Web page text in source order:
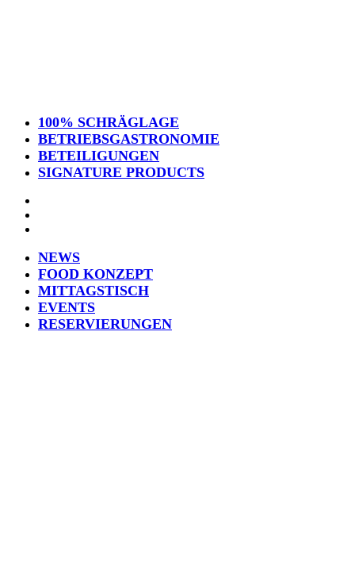
100% SCHRÄGLAGE
BETRIEBSGASTRONOMIE
BETEILIGUNGEN
SIGNATURE PRODUCTS
NEWS
FOOD KONZEPT
MITTAGSTISCH
EVENTS
RESERVIERUNGEN